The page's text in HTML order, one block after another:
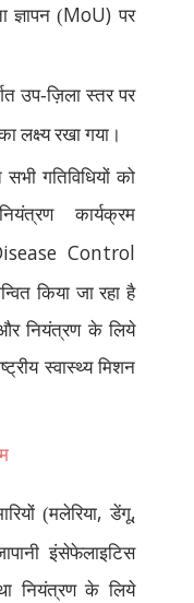
ज्ञापन (MoU)पर
उप-ज़िला स्तर पर
लक्ष्य रखा गया।
गतिविधियों को
कार्यक्रम
Control
किया जा रहा है
नियंत्रण के लिये
स्वास्थ्य मिशन
(मलेरिया,डेंगू,
इंसेफेलाइटिस
नियंत्रण के लिये